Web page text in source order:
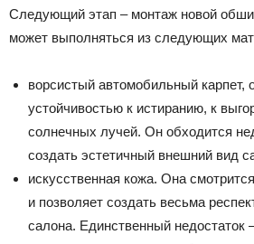
Следующий этап – монтаж новой
может выполняться из следующих
ворсистый автомобильный
устойчивостью к истиранию, к
солнечных лучей. Он обходится
создать эстетичный внешний вид
искусственная кожа. Она
и позволяет создать весьма
салона. Единственный недостаток